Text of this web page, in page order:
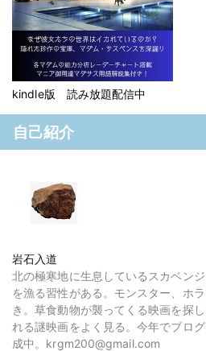
kindle版 読み放題配信中
自己紹介
岩石入道
北の極寒地に生息しているスカベン
を漁る習性がある。モンスター、ホ
き。草食動物が襲ってくる映画を探
れる謎映画をよく見る。今年でブロ
成中。krgm200@gmail.com